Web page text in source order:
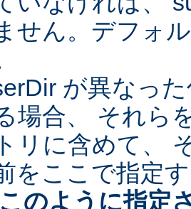
せん。デフォ
が異なっ
場合、 それら
リに含めて、
をここで指定
このように指定